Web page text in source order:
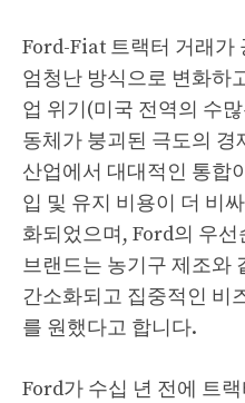
Ford-Fiat 트랙터 거래가
엄청난 방식으로 변화하
업 위기(미국 전역의 수
동체가 붕괴된 극도의 경
산업에서 대대적인 통합
입 및 유지 비용이 더 비
화되었으며, Ford의 우
브랜드는 농기구 제조와
간소화되고 집중적인 비
를 원했다고 합니다.
Ford가 수십 년 전에 트